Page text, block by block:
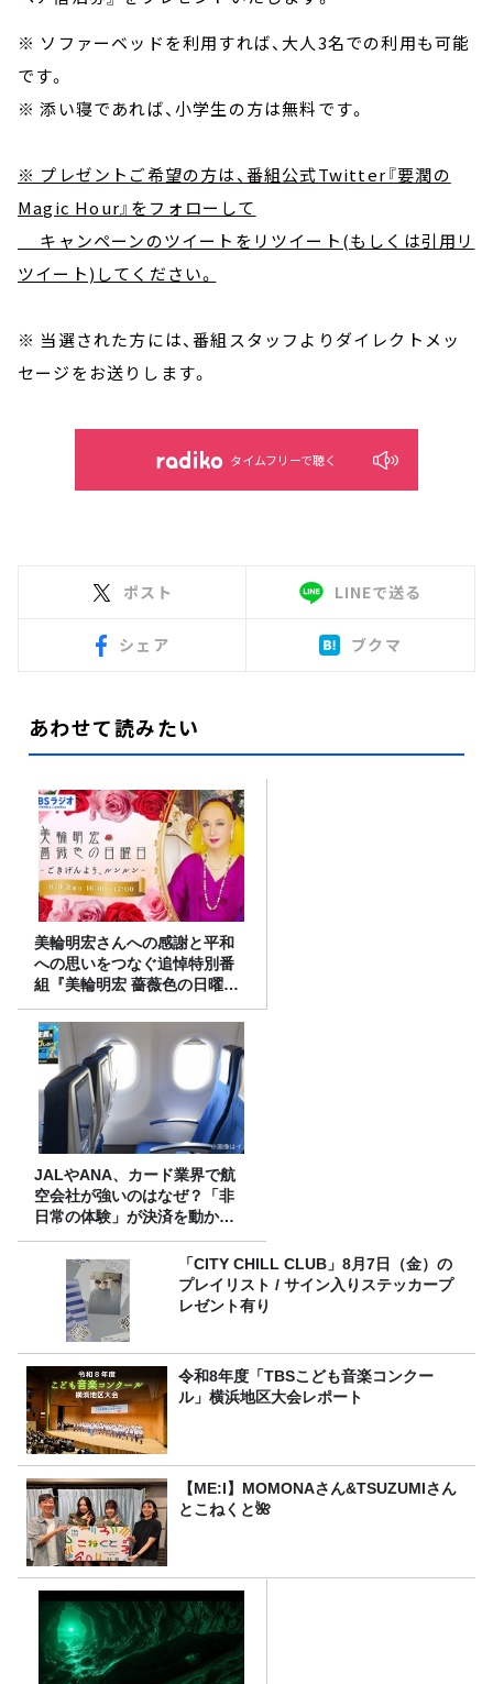
※ ソファーベッドを利用すれば、大人3名での利用も可能
です。
※ 添い寝であれば、小学生の方は無料です。
※ プレゼントご希望の方は、番組公式Twitter『要潤の
Magic Hour』をフォローして
キャンペーンのツイートをリツイート(もしくは引用リ
ツイート)してください。
※ 当選された方には、番組スタッフよりダイレクトメッ
セージをお送りします。
タイムフリーで聴く
ポスト LINEで送る
シェア ブクマ
あわせて読みたい
美輪明宏さんへの感謝と平和
への思いをつなぐ追悼特別番
組『美輪明宏 薔薇色の日曜日
～ごきげんよう、ルンルン
～』8/9（日）16時放送
JALやANA、カード業界で航
空会社が強いのはなぜ？「非
日常の体験」が決済を動かす
理由
「CITY CHILL CLUB」8月7日（金）の
プレイリスト / サイン入りステッカープ
レゼント有り
令和8年度「TBSこども音楽コンクー
ル」横浜地区大会レポート
【ME:I】MOMONAさん&TSUZUMIさん
とこねくと🌺